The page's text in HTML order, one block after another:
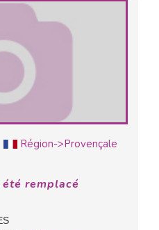
Région->Provençale
remplacé